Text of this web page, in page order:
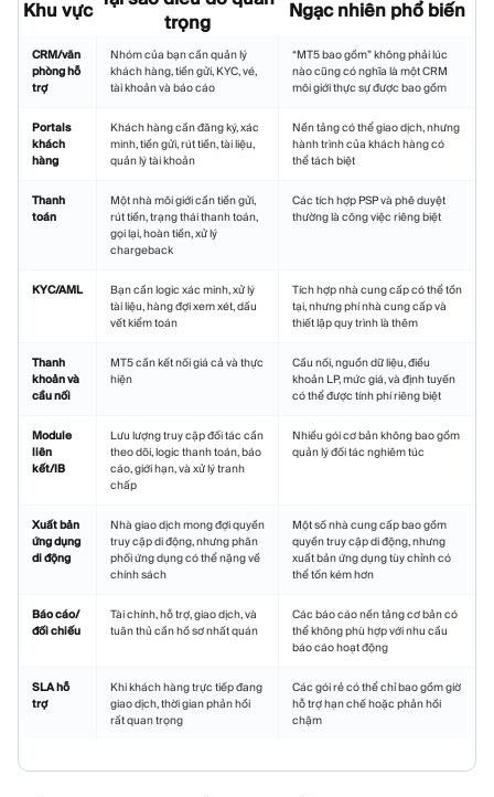
Khu vực
trọng
Ngạc nhiên phổ biến
CRM/văn
phòng hỗ
trợ
Nhóm của bạn cần quản lý
khách hàng, tiền gửi, KYC, vé,
tài khoản và báo cáo
“MT5 bao gồm” không phải lúc
nào cũng có nghĩa là một CRM
môi giới thực sự được bao gồm
Portals
khách
hàng
Khách hàng cần đăng ký, xác
minh, tiền gửi, rút tiền, tài liệu,
quản lý tài khoản
Nền tảng có thể giao dịch, nhưng
hành trình của khách hàng có
thể tách biệt
Thanh
toán
Một nhà môi giới cần tiền gửi,
rút tiền, trạng thái thanh toán,
gọi lại, hoàn tiền, xử lý
chargeback
Các tích hợp PSP và phê duyệt
thường là công việc riêng biệt
KYC/AML
Bạn cần logic xác minh, xử lý
tài liệu, hàng đợi xem xét, dấu
vết kiểm toán
Tích hợp nhà cung cấp có thể tồn
tại, nhưng phí nhà cung cấp và
thiết lập quy trình là thêm
Thanh
khoản và
cầu nối
MT5 cần kết nối giá cả và thực
hiện
Cầu nối, nguồn dữ liệu, điều
khoản LP, mức giá, và định tuyến
có thể được tính phí riêng biệt
Module
liên
kết/IB
Lưu lượng truy cập đối tác cần
theo dõi, logic thanh toán, báo
cáo, giới hạn, và xử lý tranh
chấp
Nhiều gói cơ bản không bao gồm
quản lý đối tác nghiêm túc
Xuất bản
ứng dụng
di động
Nhà giao dịch mong đợi quyền
truy cập di động, nhưng phân
phối ứng dụng có thể nặng về
chính sách
Một số nhà cung cấp bao gồm
quyền truy cập di động, nhưng
xuất bản ứng dụng tùy chỉnh có
thể tốn kém hơn
Báo cáo/
đối chiếu
Tài chính, hỗ trợ, giao dịch, và
tuân thủ cần hồ sơ nhất quán
Các báo cáo nền tảng cơ bản có
thể không phù hợp với nhu cầu
báo cáo hoạt động
SLA hỗ
trợ
Khi khách hàng trực tiếp đang
giao dịch, thời gian phản hồi
rất quan trọng
Các gói rẻ có thể chỉ bao gồm giờ
hỗ trợ hạn chế hoặc phản hồi
chậm